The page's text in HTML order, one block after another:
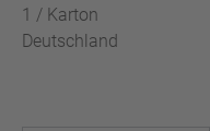
1 / Karton
Deutschland